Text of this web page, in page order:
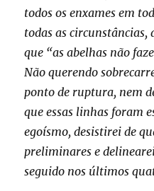
todos os enxames em
todas as circunstâncias,
que “as abelhas não
Não querendo
ponto de ruptura, nem
que essas linhas foram
egoísmo, desistirei de
preliminares e
seguido nos últimos